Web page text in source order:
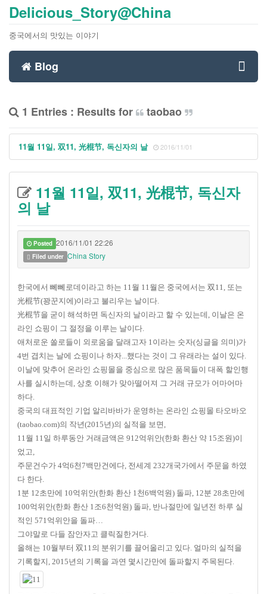
Delicious_Story@China
중국에서의 맛있는 이야기
Blog
1 Entries : Results for taobao
11월 11일, 双11, 光棍节, 독신자의 날 2016/11/01
11월 11일, 双11, 光棍节, 독신자
의 날
Posted 2016/11/01 22:26
Filed under China Story
한국에서 뻬뻬로데이라고 하는 11월 11월은 중국에서는 双11, 또는
光棍节(꽝꾼지에)이라고 불리우는 날이다.
光棍节을 굳이 해석하면 독신자의 날이라고 할 수 있는데, 이날은 온
라인 쇼핑이 그 절정을 이루는 날이다.
애처로운 쏠로들이 외로움을 달래고자 1이라는 숫자(싱글을 의미)가
4번 겹치는 날에 쇼핑이나 하자...했다는 것이 그 유래라는 설이 있다.
이날에 맞추어 온라인 쇼핑몰을 중심으로 많은 품목들이 대폭 할인행
사를 실시하는데, 상호 이해가 맞아떨어져 그 거래 규모가 어마어마
하다.
중국의 대표적인 기업 알리바바가 운영하는 온라인 쇼핑몰 타오바오
(taobao.com)의 작년(2015년)의 실적을 보면,
11월 11일 하루동안 거래금액은 912억위안(한화 환산 약 15조원)이
었고,
주문건수가 4억6천7백만건에다, 전세계 232개국가에서 주문을 하였
다 한다.
1분 12초만에 10억위안(한화 환산 1천6백억원) 돌파, 12분 28초만에
100억위안(한화 환산 1조6천억원) 돌파, 반나절만에 일년전 하루 실
적인 571억위안을 돌파…
그야말로 다들 잠안자고 클릭질한거다.
올해는 10월부터 双11의 분위기를 끌어올리고 있다. 얼마의 실적을
기록할지, 2015년의 기록을 과연 몇시간만에 돌파할지 주목된다.